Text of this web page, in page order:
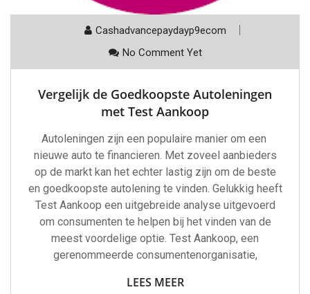
Cashadvancepaydayp9ecom
No Comment Yet
Vergelijk de Goedkoopste Autoleningen
met Test Aankoop
Autoleningen zijn een populaire manier om een ​​
nieuwe auto te financieren. Met zoveel aanbieders
op de markt kan het echter lastig zijn om de beste
en goedkoopste autolening te vinden. Gelukkig heeft
Test Aankoop een uitgebreide analyse uitgevoerd
om consumenten te helpen bij het vinden van de
meest voordelige optie. Test Aankoop, een
gerenommeerde consumentenorganisatie,
LEES MEER